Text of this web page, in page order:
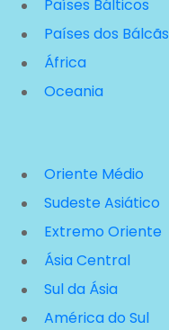
Países Bálticos
Países dos Bálcãs
África
Oceania
Oriente Médio
Sudeste Asiático
Extremo Oriente
Ásia Central
Sul da Ásia
América do Sul